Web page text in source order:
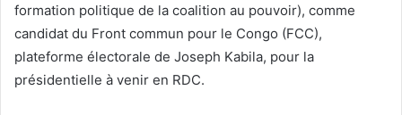
formation politique de la coalition au pouvoir), comme
candidat du Front commun pour le Congo (FCC),
plateforme électorale de Joseph Kabila, pour la
présidentielle à venir en RDC.